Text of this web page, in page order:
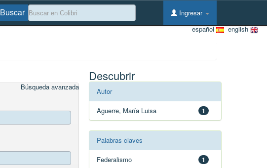
Ingresar
Buscar
english
español
Búsqueda avanzada
Descubrir
Autor
1
Aguerre, María Luisa
Palabras claves
1
Federalismo